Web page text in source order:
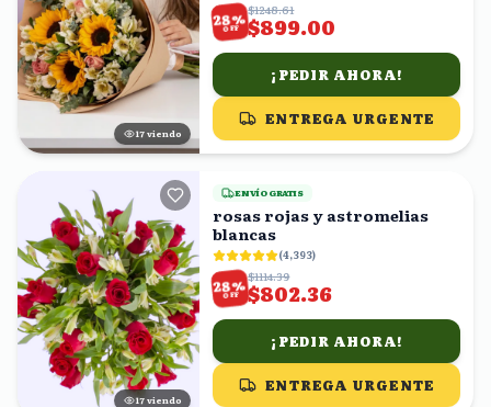
17 viendo
28%
OFF
$1248.61
$899.00
¡PEDIR AHORA!
ENTREGA URGENTE
18 viendo
ENVÍO GRATIS
rosas rojas y astromelias
blancas
(4,393)
28%
OFF
$1114.39
$802.36
¡PEDIR AHORA!
ENTREGA URGENTE